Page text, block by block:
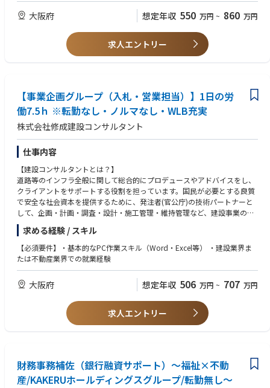
大阪府 想定年収 550 万円 ~ 860 万円
求人エントリー
【事業企画グループ（入札・営業担当）】1日の労
働7.5ｈ ※転勤なし・ノルマなし・WLB充実
株式会社修成建設コンサルタント
仕事内容
【建設コンサルタントとは？】
道路等のインフラ全般に関して総合的にプロデュースやアドバイスをし、
クライアントをサポートする役割を担っています。国民が必要とする良質
で安全な社会資本を提供するために、発注者(官公庁)の技術パートナーと
して、企画・計画・調査・設計・施工管理・維持管理など、建設事業の全
般にわたって幅広い業務を行っています。
【仕事内容】
建設コンサルタントの同社にて、官公庁等に対して案件受注を目的とした
入札・見積り対応等をお任せ致します。
【具体的には】
主にはHP等で随時更新される近畿エリアの各官公庁の主に土木設計に対し
て、入札業務をお任せ致します。入札には指定書式があるためそれに沿っ
て資料作成を行っていただきます。入札に際し、工事金額の見積りの作成
や、官公庁に対しての資料提出等も行っていただきます。案件に入札し、
求める経験 / スキル
【必須要件】・基本的なPC作業スキル（Word・Excel等） ・建設業界ま
たは不動産業界での就業経験
大阪府 想定年収 506 万円 ~ 707 万円
求人エントリー
財務事務補佐（銀行融資サポート）～福祉×不動
産/KAKERUホールディングスグループ/転勤無し～